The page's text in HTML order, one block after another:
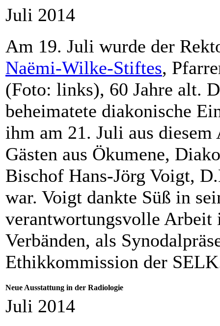
Juli 2014
Am 19. Juli wurde der
Naëmi-Wilke-Stiftes,
(Foto: links), 60 Jahre alt.
beheimatete diakonische
ihm am 21. Juli aus diesem
Gästen aus Ökumene,
Bischof Hans-Jörg Voigt,
war. Voigt dankte Süß in
verantwortungsvolle Arbeit
Verbänden, als
Ethikkommission der
Neue Ausstattung in der Radiologie
Juli 2014